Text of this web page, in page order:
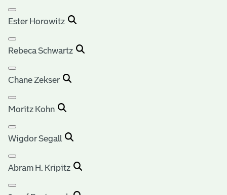
Ester Horowitz
Rebeca Schwartz
Chane Zekser
Moritz Kohn
Wigdor Segall
Abram H. Kripitz